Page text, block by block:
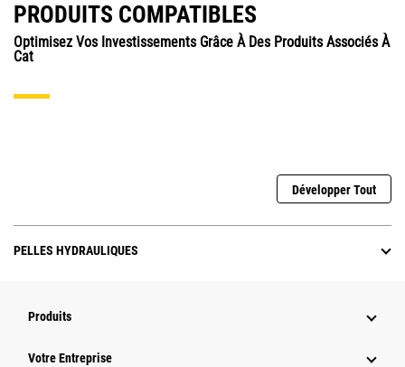
PRODUITS COMPATIBLES
Optimisez Vos Investissements Grâce À Des Produits Associés À
Cat
Développer Tout
PELLES HYDRAULIQUES
Produits
Votre Entreprise